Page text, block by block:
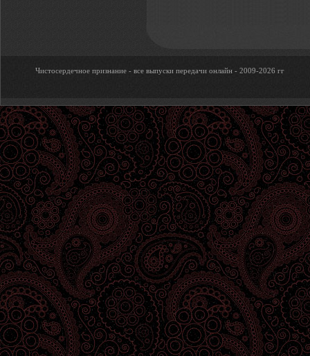
Чистосердечное признание - все выпуски передачи онлайн - 2009-2026 гг